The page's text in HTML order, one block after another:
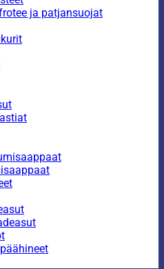
ja patjansuojat